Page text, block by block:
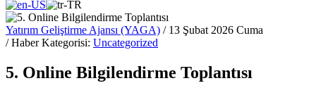
Yatırım Geliştirme Ajansı (YAGA) / 13 Şubat 2026 Cuma
/ Haber Kategorisi: Uncategorized
5. Online Bilgilendirme Toplantısı